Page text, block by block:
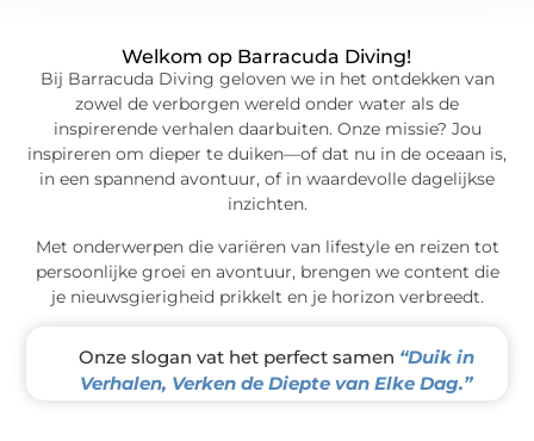
Welkom op Barracuda Diving!
Bij Barracuda Diving geloven we in het ontdekken van
zowel de verborgen wereld onder water als de
inspirerende verhalen daarbuiten. Onze missie? Jou
inspireren om dieper te duiken—of dat nu in de oceaan is,
in een spannend avontuur, of in waardevolle dagelijkse
inzichten.
Met onderwerpen die variëren van lifestyle en reizen tot
persoonlijke groei en avontuur, brengen we content die
je nieuwsgierigheid prikkelt en je horizon verbreedt.
Onze slogan vat het perfect samen “Duik in
Verhalen, Verken de Diepte van Elke Dag.”